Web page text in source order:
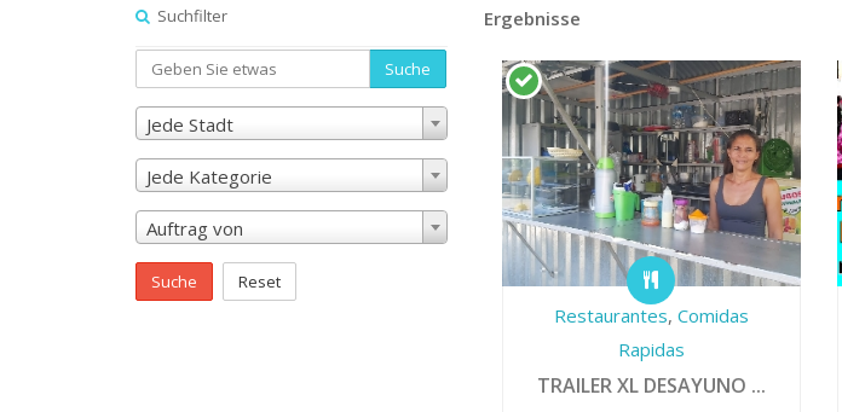
Suchfilter
Suche
Jede Stadt
Jede Kategorie
Auftrag von
Suche Reset
Ergebnisse
Restaurantes, Comidas
Rapidas
TRAILER XL DESAYUNO ...